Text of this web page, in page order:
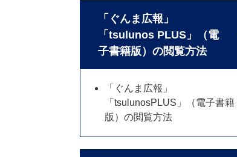
「ぐんま広報」
「tsulunos PLUS」（電
子書籍版）の閲覧方法
「ぐんま広報」
「tsulunosPLUS」（電子書籍
版）の閲覧方法